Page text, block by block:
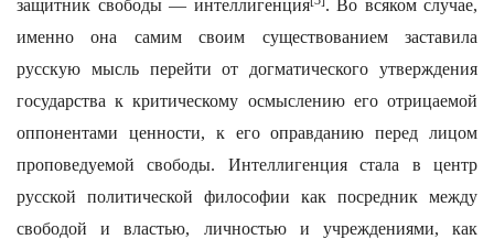
защитник свободы — интеллигенция
. Во всяком случае,
именно она самим своим существованием заставила
русскую мысль перейти от догматического утверждения
государства к критическому осмыслению его отрицаемой
оппонентами ценности, к его оправданию перед лицом
проповедуемой свободы. Интеллигенция стала в центр
русской политической философии как посредник между
свободой и властью, личностью и учреждениями, как